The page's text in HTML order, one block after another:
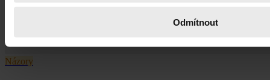
Odmítnout
Názory